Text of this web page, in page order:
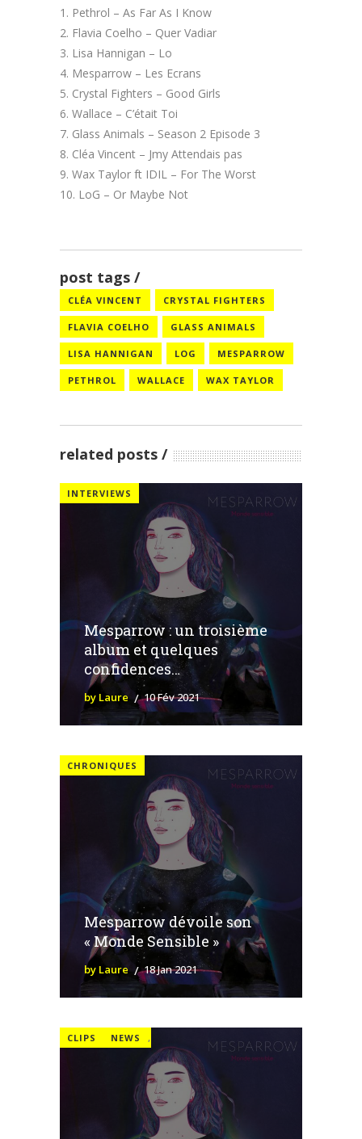
Pethrol – As Far As I Know
Flavia Coelho – Quer Vadiar
Lisa Hannigan – Lo
Mesparrow – Les Ecrans
Crystal Fighters – Good Girls
Wallace – C’était Toi
Glass Animals – Season 2 Episode 3
Cléa Vincent – Jmy Attendais pas
Wax Taylor ft IDIL – For The Worst
LoG – Or Maybe Not
post tags
CLÉA VINCENT CRYSTAL FIGHTERS
FLAVIA COELHO GLASS ANIMALS
LISA HANNIGAN LOG MESPARROW
PETHROL WALLACE WAX TAYLOR
related posts
INTERVIEWS
Mesparrow : un troisième
album et quelques
confidences…
by Laure 10 Fév 2021
CHRONIQUES
Mesparrow dévoile son
« Monde Sensible »
by Laure 18 Jan 2021
CLIPS ,
NEWS